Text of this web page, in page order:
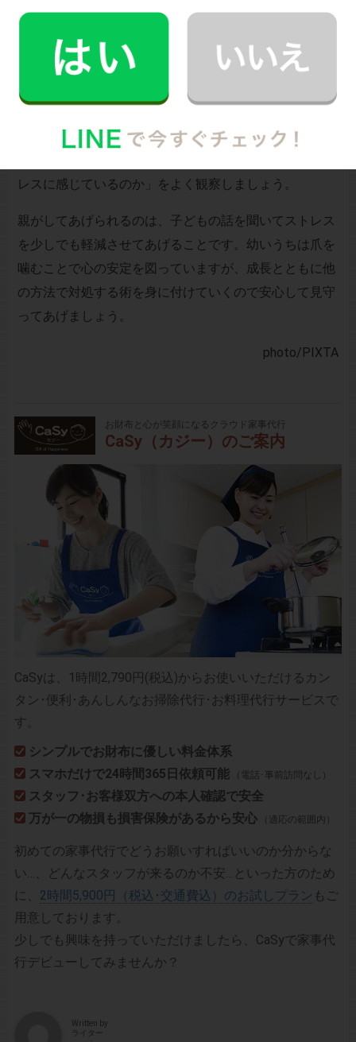
も「爪を噛むことで解消しようとしているストレス」の
方が問題です。原因を見つけて、解決しなければ、爪噛
みを止めさせたとしても、また別の方法で解消しようと
レスに感じているのか」をよく観察しましょう。
親がしてあげられるのは、子どもの話を聞いてストレス
を少しでも軽減させてあげることです。幼いうちは爪を
噛むことで心の安定を図っていますが、成長とともに他
の方法で対処する術を身に付けていくので安心して見守
ってあげましょう。
photo/PIXTA
お財布と心が笑顔になるクラウド家事代行
CaSy（カジー）のご案内
CaSyは、1時間2,790円(税込)からお使いいただけるカン
タン･便利･あんしんなお掃除代行･お料理代行サービスで
す。
シンプルでお財布に優しい料金体系
スマホだけで24時間365日依頼可能
（電話･事前訪問なし）
スタッフ･お客様双方への本人確認で安全
万が一の物損も損害保険があるから安心
（適応の範囲内）
初めての家事代行でどうお願いすればいいのか分からな
い…、どんなスタッフが来るのか不安…といった方のため
に、 2時間5,900円（税込･交通費込）のお試しプラン もご
用意しております。
少しでも興味を持っていただけましたら、CaSyで家事代
行デビューしてみませんか？
Written by
ライター